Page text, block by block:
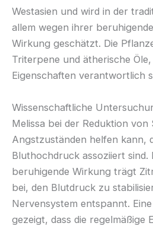
Westasien und wird in der
allem wegen ihrer
Wirkung geschätzt. Die
Triterpene und ätherische
Eigenschaften verantwortlich
Wissenschaftliche
Melissa bei der Reduktion von
Angstzuständen helfen kann,
Bluthochdruck assoziiert sind.
beruhigende Wirkung trägt
bei, den Blutdruck zu
Nervensystem entspannt.
gezeigt, dass die regelmäßige